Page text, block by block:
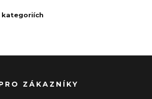
kategoriích
ZÁKAZNÍKY